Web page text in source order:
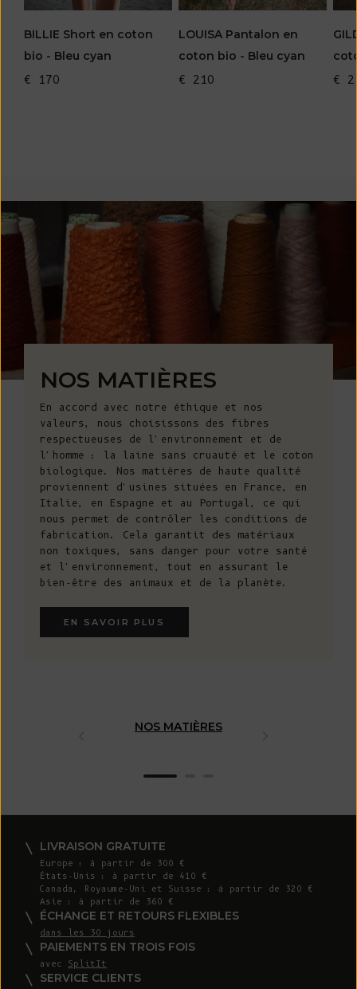
BILLIE Short en coton
bio - Bleu cyan
€ 170
LOUISA Pantalon en
coton bio - Bleu cyan
€ 210
€
NOS MATIÈRES
En accord avec notre éthique et nos
valeurs, nous choisissons des fibres
respectueuses de l'environnement et de
l'homme : la laine sans cruauté et le coton
biologique. Nos matières de haute qualité
proviennent d'usines situées en France, en
Italie, en Espagne et au Portugal, ce qui
nous permet de contrôler les conditions de
fabrication. Cela garantit des matériaux
non toxiques, sans danger pour votre santé
et l'environnement, tout en assurant le
bien-être des animaux et de la planète.
EN SAVOIR PLUS
NOS MATIÈRES
LIVRAISON GRATUITE
Europe : à partir de 300 €
États-Unis : à partir de 410 €
Canada, Royaume-Uni et Suisse : à partir de 320 €
Asie : à partir de 360 €
ÉCHANGE ET RETOURS FLEXIBLES
dans les 30 jours
PAIEMENTS EN TROIS FOIS
avec SplitIt
SERVICE CLIENTS